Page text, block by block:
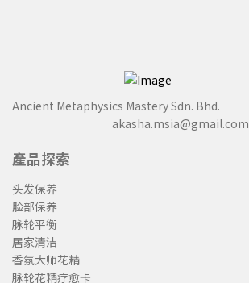
Ancient Metaphysics Mastery Sdn. Bhd.
akasha.msia@gmail.com
產品探索
头发保养
脸部保养
脉轮平衡
居家清洁
香氛大师花精
脉轮花精疗愈卡